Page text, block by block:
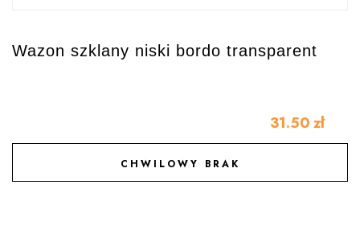
Wazon szklany niski bordo transparent
31.50 zł
CHWILOWY BRAK
DODAJ DO ULUBIONYCH